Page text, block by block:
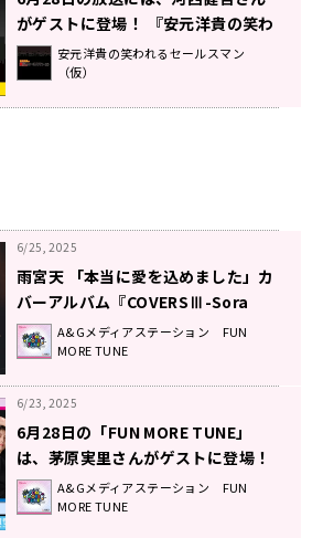
がゲストに登場！ 『安元洋貴の笑わ
れるセールスマン（仮）』
安元洋貴の笑われるセールスマン
（仮）
6/25, 2025
雨宮天 「本当に愛を込めました」カ
バーアルバム『COVERSⅢ-Sora
Amamiya favorite songs-』に込
めた想い！
A&Gメディアステーション FUN
MORE TUNE
6/23, 2025
6月28日の「FUN MORE TUNE」
は、茅原実里さんがゲストに登場！
A&Gメディアステーション FUN
MORE TUNE